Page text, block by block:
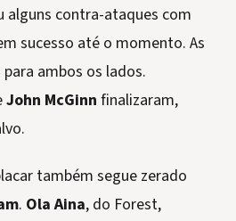
alguns contra-ataques com
sucesso até o momento. As
ambos os lados.
John McGinn finalizaram,
também segue zerado
. Ola Aina, do Forest,